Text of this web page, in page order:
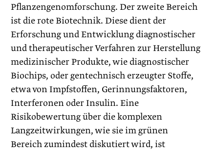
Pflanzengenomforschung. Der zweite Bereich
ist die rote Biotechnik. Diese dient der
Erforschung und Entwicklung dia­gnostischer
und therapeutischer Verfahren zur Herstellung
medizinischer Produkte, wie diagnostischer
Biochips, oder gentechnisch erzeugter Stoffe,
etwa von Impfstoffen, Gerinnungsfaktoren,
Interferonen oder Insulin. Eine
Risikobewertung über die komplexen
Langzeitwirkungen, wie sie im grünen
Bereich zumindest diskutiert wird, ist